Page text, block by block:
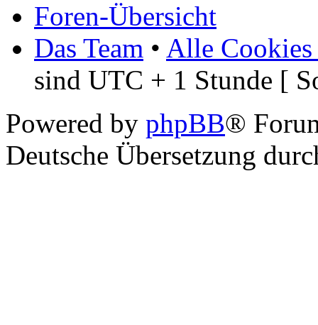
Foren-Übersicht
Das Team • Alle Cookies
sind UTC + 1 Stunde [
Powered by phpBB®
Deutsche Übersetzung